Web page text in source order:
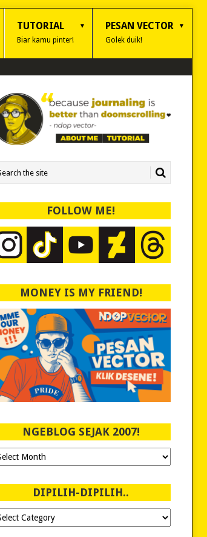
TUTORIAL
Biar kamu pinter!
PESAN VECTOR
Golek duik!
FOLLOW ME!
MONEY IS MY FRIEND!
NGEBLOG SEJAK 2007!
DIPILIH-DIPILIH..